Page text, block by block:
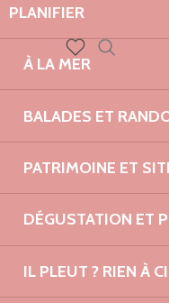
PLANIFIER
À LA MER
BALADES ET
PATRIMOINE ET
DÉGUSTATION ET
IL PLEUT ? RIEN À
Voir les favoris
newsletter